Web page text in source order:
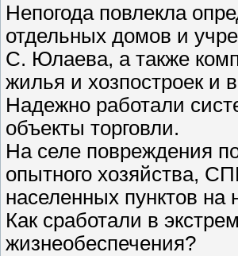
Непогода повлекла
отдельных домов и
С. Юлаева, а также
жилья и хозпостроек и
Надежно работали
объекты торговли.
На селе повреждения
опытного хозяйства,
населенных пунктов на
Как сработали в
жизнеобеспечения?